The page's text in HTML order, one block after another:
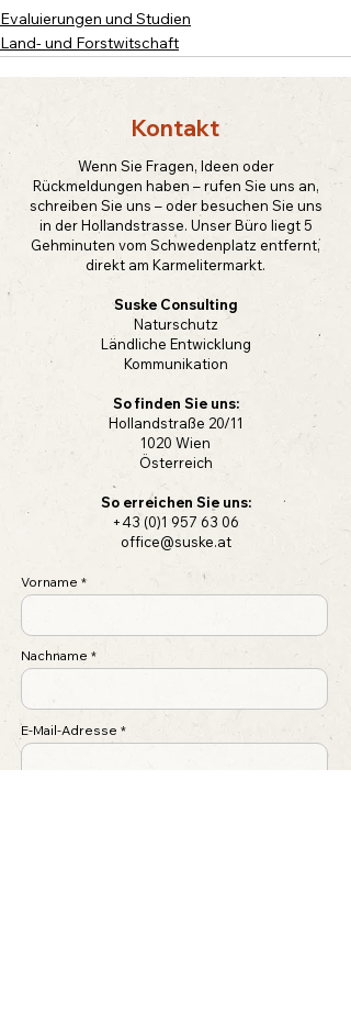
Evaluierungen und Studien
Land- und Forstwitschaft
Kontakt
Wenn Sie Fragen, Ideen oder
Rückmeldungen haben – rufen Sie uns an,
schreiben Sie uns – oder besuchen Sie uns
in der Hollandstrasse. Unser Büro liegt 5
Gehminuten vom Schwedenplatz entfernt,
direkt am Karmelitermarkt.
Suske Consulting
Naturschutz
Ländliche Entwicklung
Kommunikation
So finden Sie uns:
Hollandstraße 20/11
1020 Wien
Österreich
So erreichen Sie uns:
+43 (0)1 957 63 06
office@suske.at
Vorname
Nachname
E-Mail-Adresse